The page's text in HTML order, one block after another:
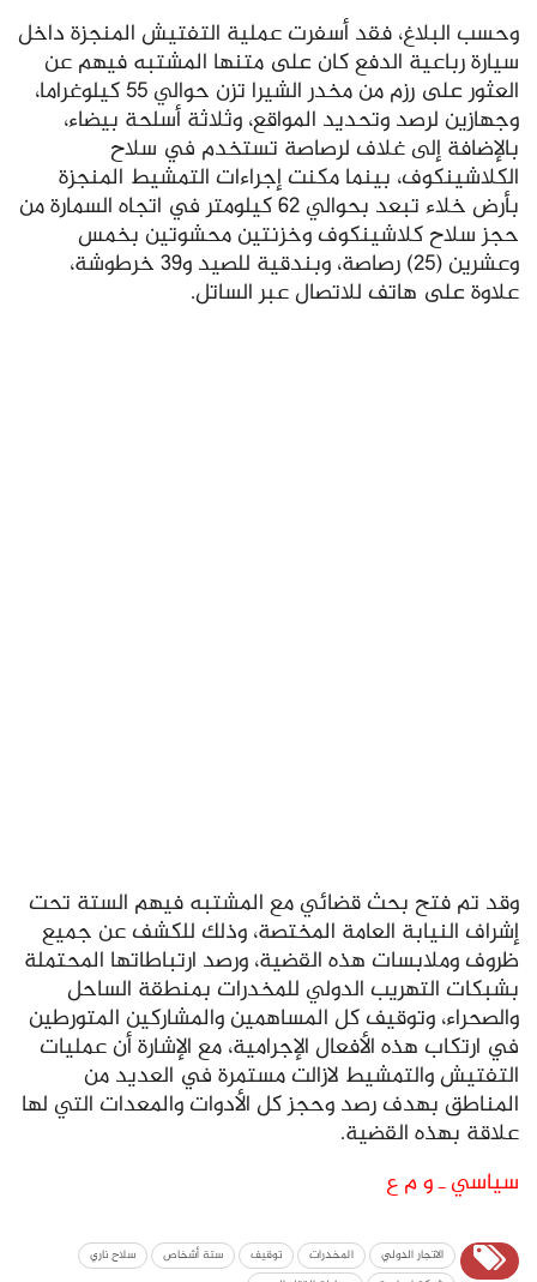
وحسب البلاغ، فقد أسفرت عملية التفتيش المنجزة داخل
سيارة رباعية الدفع كان على متنها المشتبه فيهم عن
العثور على رزم من مخدر الشيرا تزن حوالي 55 كيلوغراما،
وجهازين لرصد وتحديد المواقع، وثلاثة أسلحة بيضاء،
بالإضافة إلى غلاف لرصاصة تستخدم في سلاح
الكلاشينكوف، بينما مكنت إجراءات التمشيط المنجزة
بأرض خلاء تبعد بحوالي 62 كيلومتر في اتجاه السمارة من
حجز سلاح كلاشينكوف وخزنتين محشوتين بخمس
وعشرين (25) رصاصة، وبندقية للصيد و39 خرطوشة،
علاوة على هاتف للاتصال عبر الساتل.
وقد تم فتح بحث قضائي مع المشتبه فيهم الستة تحت
إشراف النيابة العامة المختصة، وذلك للكشف عن جميع
ظروف وملابسات هذه القضية، ورصد ارتباطاتها المحتملة
بشبكات التهريب الدولي للمخدرات بمنطقة الساحل
والصحراء، وتوقيف كل المساهمين والمشاركين المتورطين
في ارتكاب هذه الأفعال الإجرامية، مع الإشارة أن عمليات
التفتيش والتمشيط لازالت مستمرة في العديد من
المناطق بهدف رصد وحجز كل الأدوات والمعدات التي لها
علاقة بهذه القضية.
سياسي ـ و م ع
الاتجار الدولي المخدرات توقيف ستة أشخاص
سلاح ناري